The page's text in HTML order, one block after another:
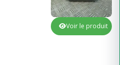
Voir le produit